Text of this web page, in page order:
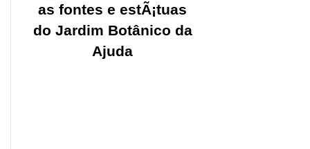
as fontes e estÃ¡tuas
do Jardim Botânico da
Ajuda